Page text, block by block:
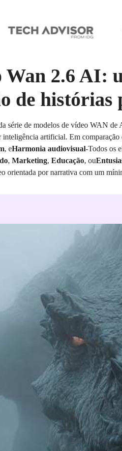
Wan 2.6 AI:
de
série de modelos de vídeo WAN
artificial. Em comparação
, eHarmonia audiovisual-Todos os
, Marketing, Educação, ou
orientada por narrativa com um